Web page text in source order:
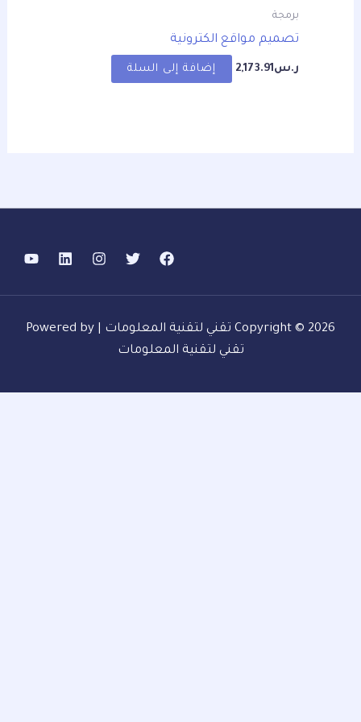
برمجة
تصميم مواقع الكترونية
ر.س2,173.91 إضافة إلى السلة
Copyright © 2026 تقني لتقنية المعلومات | Powered by
تقني لتقنية المعلومات